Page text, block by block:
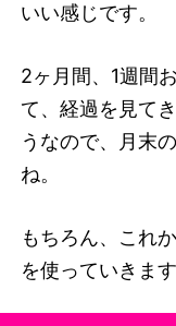
いい感じです。
2ヶ月間、1週間
て、経過を見て
うなので、月末
ね。
もちろん、これ
を使っていきま